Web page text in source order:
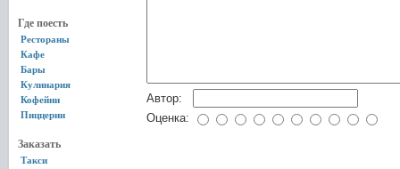
Где поесть
Рестораны
Кафе
Бары
Кулинария
Кофейни
Пиццерии
Заказать
Такси
Автор:
Оценка: